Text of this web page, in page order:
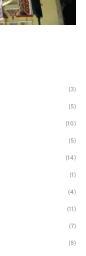
(3)
(5)
(10)
(5)
(14)
(1)
(4)
(11)
(7)
(5)